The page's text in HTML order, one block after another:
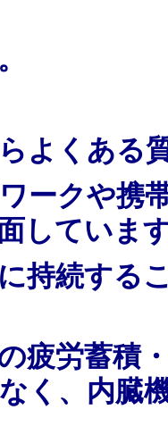
よくある
ークや携
していま
持続する
疲労蓄積
く、内臓